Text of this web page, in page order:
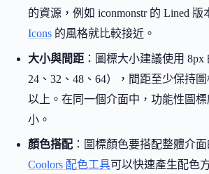
的資源，例如 iconmonstr 的 Lined 版
Icons 的風格就比較接近。
大小與間距 ：圖標大小建議使用 8px
24、32、48、64），間距至少保持
以上。在同一個介面中，功能性圖
小。
顏色搭配 ：圖標顏色要搭配整體介
Coolors 配色工具可以快速產生配色